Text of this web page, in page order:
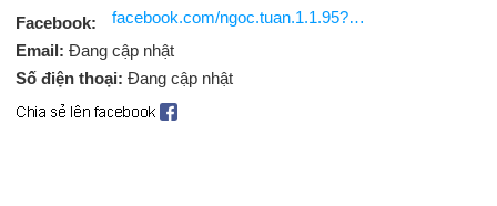
Facebook:
facebook.com/ngoc.tuan.1.1.95?ref=br_rs
Email: Đang cập nhật
Số điện thoại: Đang cập nhật